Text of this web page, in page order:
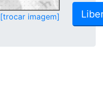
[trocar imagem]